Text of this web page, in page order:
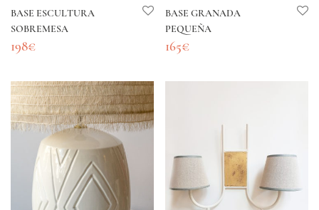
BASE ESCULTURA
SOBREMESA
198€
BASE GRANADA
PEQUEÑA
165€